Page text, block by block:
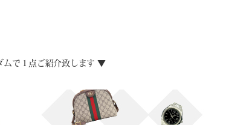
ムで１点ご紹介致します ▼